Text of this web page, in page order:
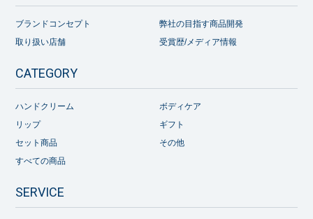
ブランドコンセプト
弊社の目指す商品開発
取り扱い店舗
受賞歴/メディア情報
CATEGORY
ハンドクリーム
ボディケア
リップ
ギフト
セット商品
その他
すべての商品
SERVICE